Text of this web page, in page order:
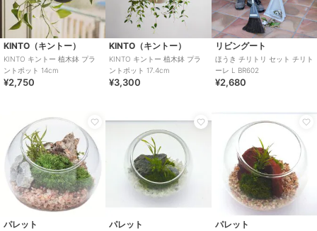
KINTO（キントー）
KINTO キントー 植木鉢 プラ
ントポット 14cm
¥2,750
KINTO（キントー）
KINTO キントー 植木鉢 プラ
ントポット 17.4cm
¥3,300
リビングート
ほうき チリトリ セット チリト
ーレ L BR602
¥2,680
パレット パレット パレット